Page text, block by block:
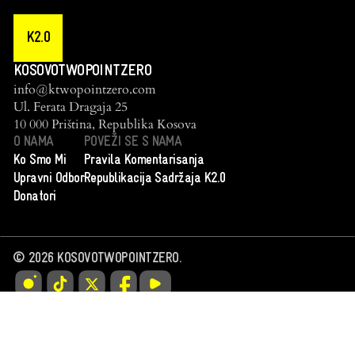
K2.0
KOSOVOTWOPOINTZERO
info@ktwopointzero.com
Ul. Ferata Dragaja 25
10 000 Priština, Republika Kosova
O NAMA
Ko Smo Mi
Upravni Odbor
Donatori
POVEŽI SE S NAMA
Pravila Komentarisanja
Republikacija Sadržaja K2.0
© 2026KOSOVOTWOPOINTZERO.